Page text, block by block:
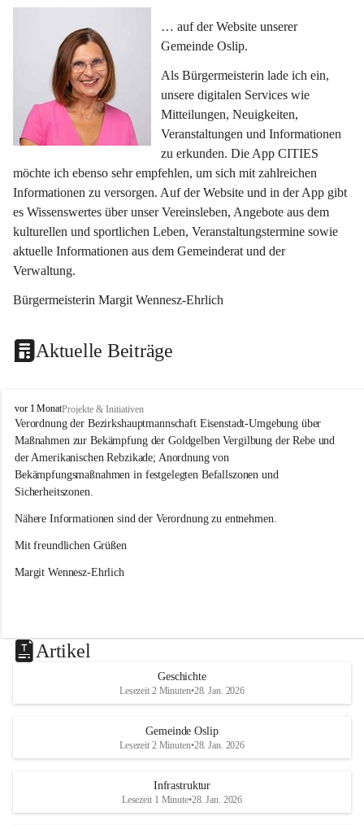
… auf der Website unserer
Gemeinde Oslip.
Als Bürgermeisterin lade ich ein,
unsere digitalen Services wie
Mitteilungen, Neuigkeiten,
Veranstaltungen und Informationen
zu erkunden. Die App CITIES
möchte ich ebenso sehr empfehlen, um sich mit zahlreichen
Informationen zu versorgen. Auf der Website und in der App gibt
es Wissenswertes über unser Vereinsleben, Angebote aus dem
kulturellen und sportlichen Leben, Veranstaltungstermine sowie
aktuelle Informationen aus dem Gemeinderat und der
Verwaltung.
Bürgermeisterin Margit Wennesz-Ehrlich
Aktuelle Beiträge
O
s
l
i
p
vor 1 MonatProjekte & Initiativen
Verordnung der Bezirkshauptmannschaft Eisenstadt-Umgebung über
Maßnahmen zur Bekämpfung der Goldgelben Vergilbung der Rebe und
der Amerikanischen Rebzikade; Anordnung von
Bekämpfungsmaßnahmen in festgelegten Befallszonen und
Sicherheitszonen.
Nähere Informationen sind der Verordnung zu entnehmen.
Mit freundlichen Grüßen
Margit Wennesz-Ehrlich
Artikel
Geschichte
Lesezeit 2 Minuten•28. Jan. 2026
Gemeinde Oslip
Lesezeit 2 Minuten•28. Jan. 2026
Infrastruktur
Lesezeit 1 Minute•28. Jan. 2026